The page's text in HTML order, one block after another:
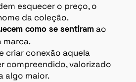
esquecer o preço, o
da coleção.
como se sentiram ao
marca.
criar conexão aquela
compreendido, valorizado
algo maior.